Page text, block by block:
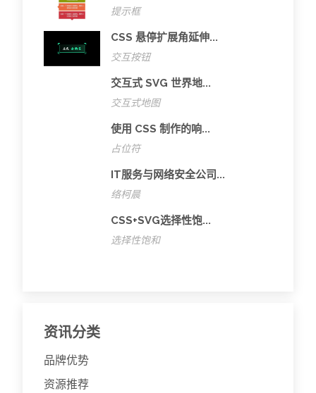
提示框
CSS 悬停扩展角延伸...
交互按钮
交互式 SVG 世界地...
交互式地图
使用 CSS 制作的响...
占位符
IT服务与网络安全公司...
络柯晨
CSS+SVG选择性饱...
选择性饱和
资讯分类
品牌优势
资源推荐